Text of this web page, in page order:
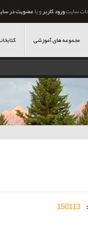
سایتورود کاربرو یاعضویت در
مجموعه های آموزشی
150113